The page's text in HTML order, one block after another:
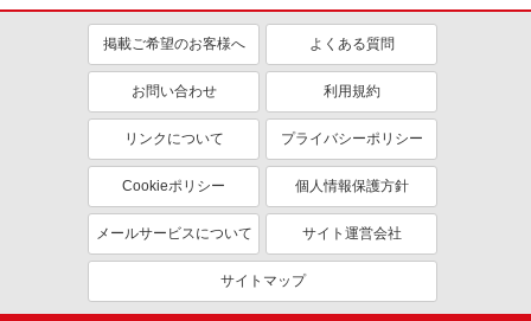
掲載ご希望のお客様へ よくある質問
お問い合わせ 利用規約
リンクについて プライバシーポリシー
Cookieポリシー 個人情報保護方針
メールサービスについて サイト運営会社
サイトマップ